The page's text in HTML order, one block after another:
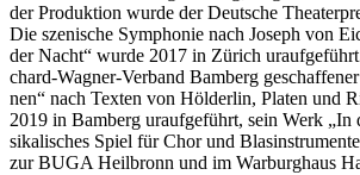
der Pro­duk­ti­on wur­de der Deut­sche
Die sze­ni­sche Sym­pho­nie nach Jo­seph von
der Nacht“ wur­de 2017 in Zü­rich
chard-Wag­ner-Ver­band Bam­berg
nen“ nach Tex­ten von Höl­der­lin, Pla­ten und
2019 in Bam­berg ur­auf­ge­führt, sein Werk
si­ka­li­sches Spiel für Chor und
zur BUGA Heil­bronn und im War­burg­haus